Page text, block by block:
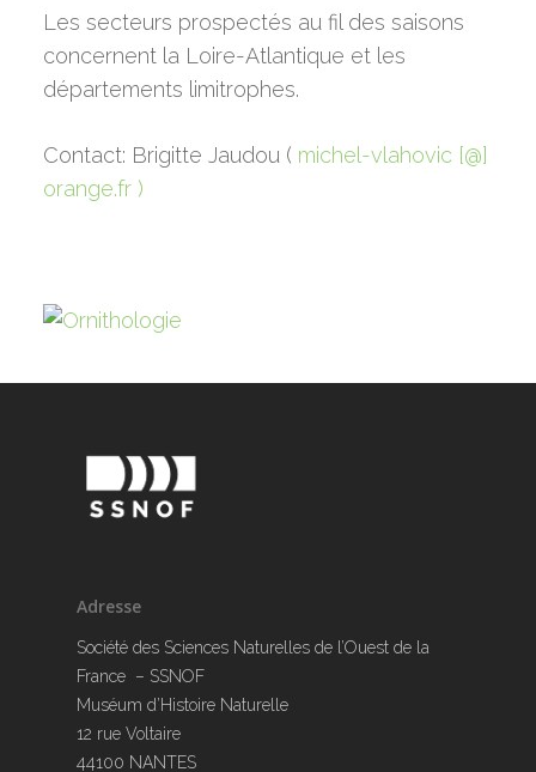
Les secteurs prospectés au fil des saisons
concernent la Loire-Atlantique et les
départements limitrophes.
Contact: Brigitte Jaudou ( michel-vlahovic [@]
orange.fr )
Adresse
Société des Sciences Naturelles de l’Ouest de la
France – SSNOF
Muséum d’Histoire Naturelle
12 rue Voltaire
44100 NANTES
Ornithologie
Science de la Terre et
Toutes disciplines
Contact